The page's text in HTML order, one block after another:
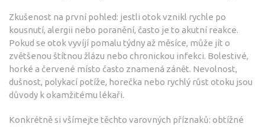
Zkušenost na první pohled: jestli otok vznikl rychle po
kousnutí, alergii nebo poranění, často je to akutní reakce.
Pokud se otok vyvíjí pomalu týdny až měsíce, může jít o
zvětšenou štítnou žlázu nebo chronickou infekci. Bolestivé,
horké a červené místo často znamená zánět. Nevolnost,
dušnost, polykací potíže, horečka nebo rychlý růst otoku jsou
důvody k okamžitému lékaři.
Konkrétně si všímejte těchto varovných příznaků: obtížné